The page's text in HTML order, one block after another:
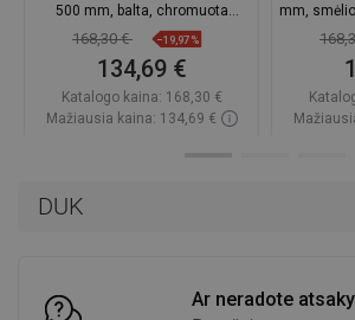
DUK
Ar neradote
500 mm, balta, chromuota
sifonas - 6515101510-20
168,30 € −19,97%
134,69 €
Katalogo kaina: 168,30 €
Mažiausia kaina: 134,69 €
mm,